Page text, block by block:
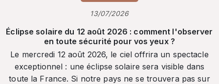
13/07/2026
Éclipse solaire du 12 août 2026 : comment l'observer
en toute sécurité pour vos yeux ?
Le mercredi 12 août 2026, le ciel offrira un spectacle
exceptionnel : une éclipse solaire sera visible dans
toute la France. Si notre pays ne se trouvera pas sur